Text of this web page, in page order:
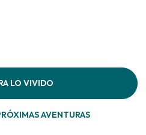
LO VIVIDO
AVENTURAS